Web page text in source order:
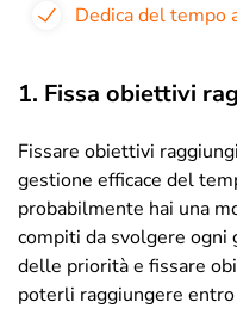
Dedica del tempo
1. Fissa obiettivi
Fissare obiettivi
gestione efficace del
probabilmente hai una
compiti da svolgere ogni
delle priorità e fissare
poterli raggiungere